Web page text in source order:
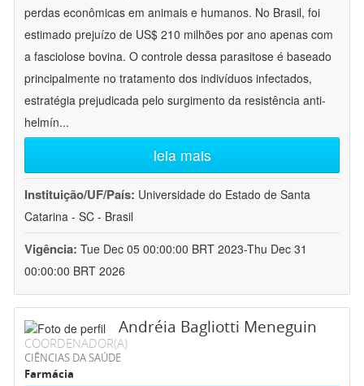
perdas econômicas em animais e humanos. No Brasil, foi
estimado prejuízo de US$ 210 milhões por ano apenas com
a fasciolose bovina. O controle dessa parasitose é baseado
principalmente no tratamento dos indivíduos infectados,
estratégia prejudicada pelo surgimento da resistência anti-
helmín...
leia mais
Instituição/UF/País: Universidade do Estado de Santa
Catarina - SC - Brasil
Vigência: Tue Dec 05 00:00:00 BRT 2023-Thu Dec 31
00:00:00 BRT 2026
Andréia Bagliotti Meneguin
COORDENADOR(A)
CIÊNCIAS DA SAÚDE
Farmácia